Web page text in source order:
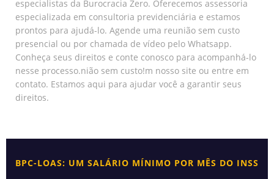
especialistas da Burocracia Zero. Oferecemos assessoria
especializada em consultoria previdenciária e estamos
prontos para ajudá-lo. Agende uma reunião sem custo
presencial ou por chamada de vídeo pelo Whatsapp.
Conheça seus direitos e conte conosco para acompanhá-lo
nesse processo.nião sem custo!m nosso site ou entre em
contato. Estamos aqui para ajudar você a garantir seus
direitos.
BPC-LOAS: UM SALÁRIO MÍNIMO POR MÊS DO INSS